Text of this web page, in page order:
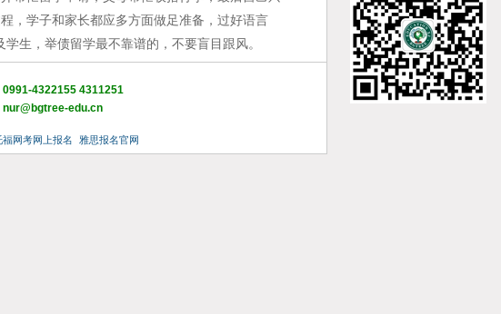
，学子和家长都应多方面做足准备，过好语言
学生，举债留学最不靠谱的，不要盲目跟风。
0991-4322155 4311251
nur@bgtree-edu.cn
福网考网上报名 雅思报名官网